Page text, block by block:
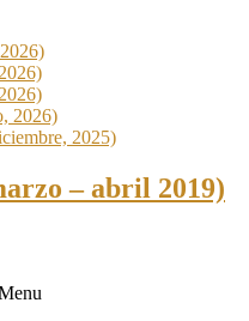
2026)
2025)
– abril 2019)